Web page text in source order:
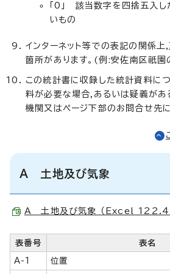
「0」 該当数字を四捨五入
いもの
インターネット等での表記の関係
箇所があります。(例:安佐南区祇園
この統計書に収録した統計資料に
料が必要な場合,あるいは疑義が
機関又はページ下部のお問合せ先
A 土地及び気象
A 土地及び気象 （Excel
表番号 表名
A-1 位置